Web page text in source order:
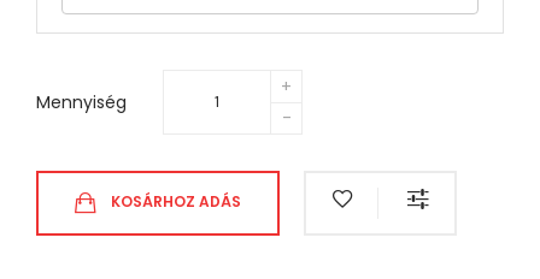
Mennyiség
KOSÁRHOZ ADÁS